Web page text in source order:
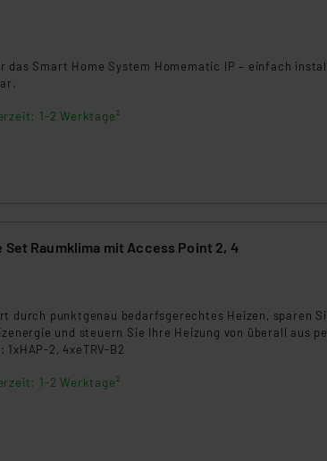
der EU. Dies bedeutet, dass die USA
wird. So besteht etwa das Risiko, dass US-
ohne dass hiergegen Klagemöglichkeiten
stützt sich auf die
der mit der Datenübermittlung, insbesondere
Smart Home System Homematic IP – einfach
1-2 Werktage²
Set Raumklima mit Access Point 2, 4
durch punktgenau bedarfsgerechtes Heizen, sparen
und steuern Sie Ihre Heizung von überall aus
2, 4xeTRV-B2
1-2 Werktage²